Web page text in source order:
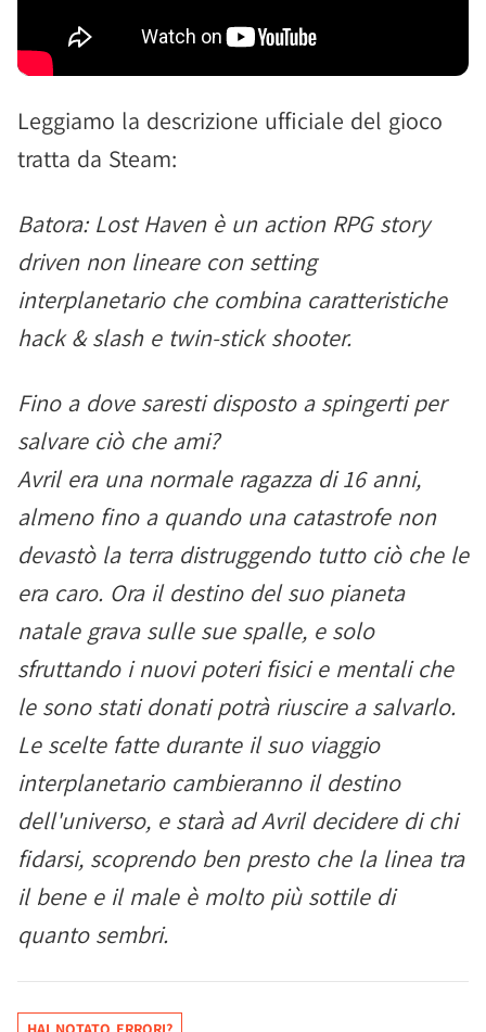
Leggiamo la descrizione ufficiale del gioco
tratta da Steam:
Batora: Lost Haven è un action RPG story
driven non lineare con setting
interplanetario che combina caratteristiche
hack & slash e twin-stick shooter.
Fino a dove saresti disposto a spingerti per
salvare ciò che ami?
Avril era una normale ragazza di 16 anni,
almeno fino a quando una catastrofe non
devastò la terra distruggendo tutto ciò che le
era caro. Ora il destino del suo pianeta
natale grava sulle sue spalle, e solo
sfruttando i nuovi poteri fisici e mentali che
le sono stati donati potrà riuscire a salvarlo.
Le scelte fatte durante il suo viaggio
interplanetario cambieranno il destino
dell'universo, e starà ad Avril decidere di chi
fidarsi, scoprendo ben presto che la linea tra
il bene e il male è molto più sottile di
quanto sembri.